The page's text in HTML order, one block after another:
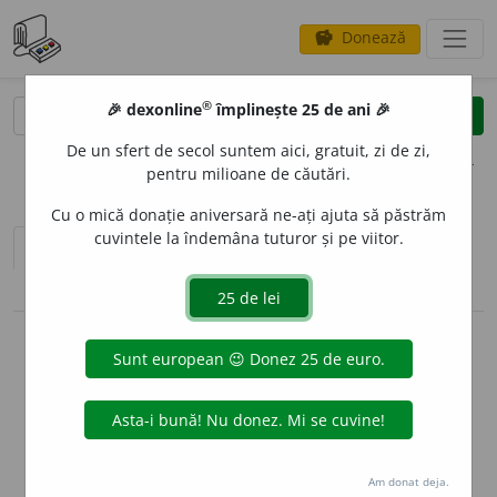
savings Donează
clear
opțiuni
sinteza definițiilor (1)
definiții (16)
pronunție volume_up
info
Aceste definiții sunt compilate de
echipa dexonline. Definițiile
originale se află pe filadefiniții.
Puteți reordona filele pe pagina de
🎉 dexonline® împlinește 25 de ani 🎉
De un sfert de secol suntem aici, gratuit, zi de zi,
pentru milioane de căutări.
Cu o mică donație aniversară ne-ați ajuta să păstrăm
cuvintele la îndemâna tuturor și pe viitor.
Am donat deja.